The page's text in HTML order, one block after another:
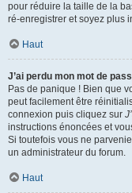
pour réduire la taille de la
ré-enregistrer et soyez plus
Haut
J’ai perdu mon mot de
Pas de panique ! Bien que
peut facilement être
connexion puis cliquez sur
instructions énoncées et
Si toutefois vous ne
un administrateur du forum.
Haut